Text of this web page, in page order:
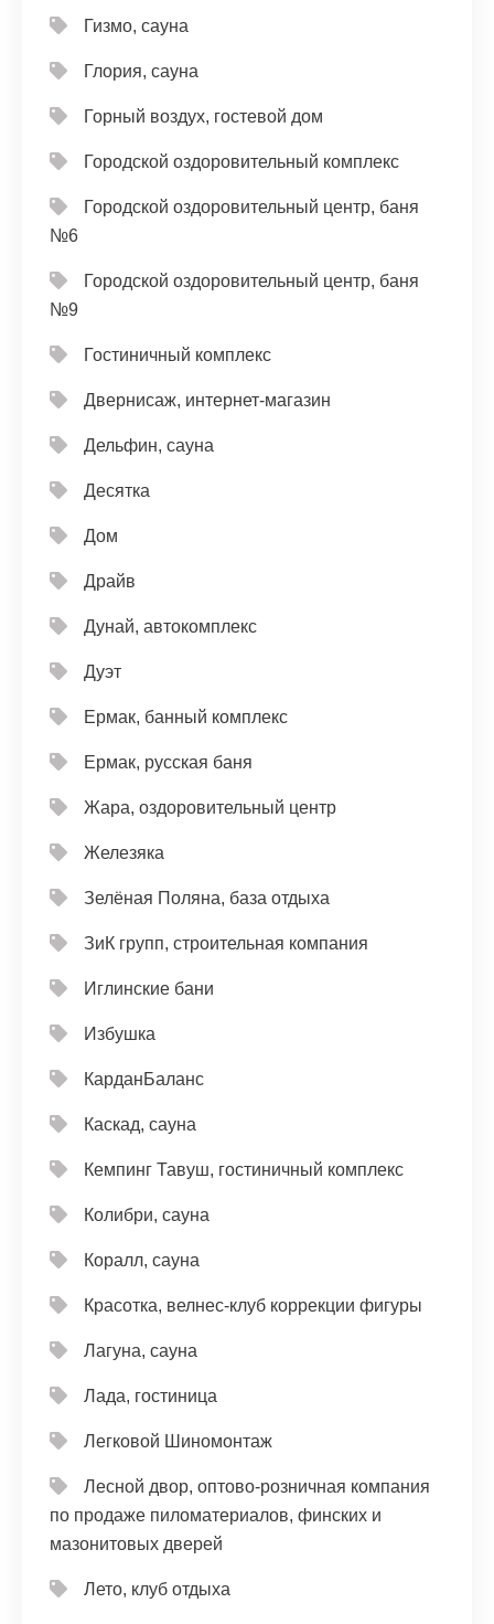
Гизмо, сауна
Глория, сауна
Горный воздух, гостевой дом
Городской оздоровительный комплекс
Городской оздоровительный центр, баня
№6
Городской оздоровительный центр, баня
№9
Гостиничный комплекс
Двернисаж, интернет-магазин
Дельфин, сауна
Десятка
Дом
Драйв
Дунай, автокомплекс
Дуэт
Ермак, банный комплекс
Ермак, русская баня
Жара, оздоровительный центр
Железяка
Зелёная Поляна, база отдыха
ЗиК групп, строительная компания
Иглинские бани
Избушка
КарданБаланс
Каскад, сауна
Кемпинг Тавуш, гостиничный комплекс
Колибри, сауна
Коралл, сауна
Красотка, велнес-клуб коррекции фигуры
Лагуна, сауна
Лада, гостиница
Легковой Шиномонтаж
Лесной двор, оптово-розничная компания
по продаже пиломатериалов, финских и
мазонитовых дверей
Лето, клуб отдыха